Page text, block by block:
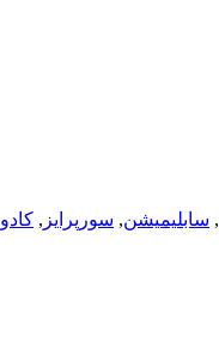
, سابلیمیشن, سورپرایز , کادو